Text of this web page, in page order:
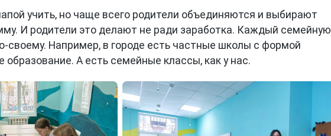
учить, но чаще всего родители объединяются и выбирают
И родители это делают не ради заработка. Каждый семейную
своему. Например, в городе есть частные школы с формой
образование. А есть семейные классы, как у нас.